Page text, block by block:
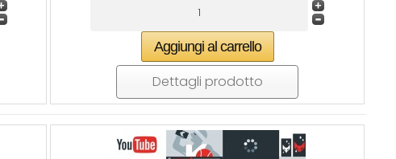
Dettagli prodotto